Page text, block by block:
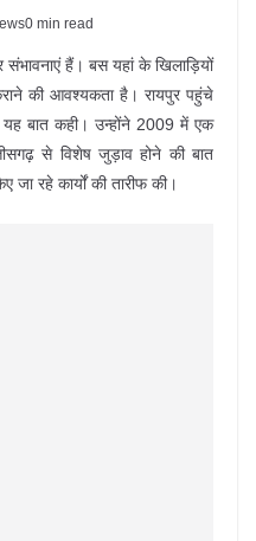
0 min read
हैं। बस यहां के खिलाड़ियों
की आवश्यकता है। रायपुर पहुंचे
बात कही। उन्होंने 2009 में एक
से विशेष जुड़ाव होने की बात
जा रहे कार्यों की तारीफ की।